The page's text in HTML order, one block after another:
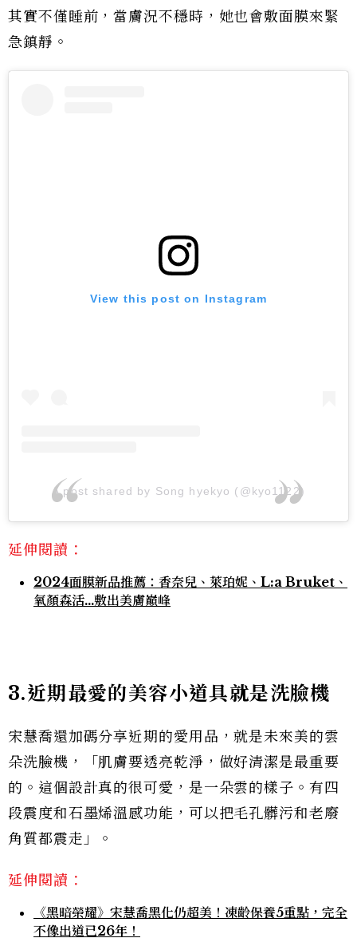
其實不僅睡前，當膚況不穩時，她也會敷面膜來緊
急鎮靜。
View this post on Instagram
A post shared by Song hyekyo (@kyo1122)
延伸閱讀：
2024面膜新品推薦：香奈兒、萊珀妮、L:a Bruket、
氧顏森活…敷出美膚巔峰
3.近期最愛的美容小道具就是洗臉機
宋慧喬還加碼分享近期的愛用品，就是未來美的雲
朵洗臉機，「肌膚要透亮乾淨，做好清潔是最重要
的。這個設計真的很可愛，是一朵雲的樣子。有四
段震度和石墨烯溫感功能，可以把毛孔髒污和老廢
角質都震走」。
延伸閱讀：
《黑暗榮耀》宋慧喬黑化仍超美！凍齡保養5重點，完全
不像出道已26年！